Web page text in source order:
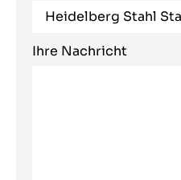
Ihre Nachricht